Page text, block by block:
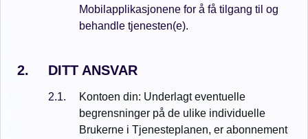
Mobilapplikasjonene for å få tilgang til og
behandle tjenesten(e).
DITT ANSVAR
Kontoen din: Underlagt eventuelle
begrensninger på de ulike individuelle
Brukerne i Tjenesteplanen, er abonnement